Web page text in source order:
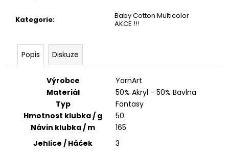
Kategorie:
Baby Cotton Multicolor
AKCE !!!
Popis Diskuze
Výrobce
YarnArt
Materiál
50% Akryl - 50% Bavlna
Typ
Fantasy
Hmotnost klubka / g
50
Návin klubka / m
165
Jehlice / Háček
3
D
r